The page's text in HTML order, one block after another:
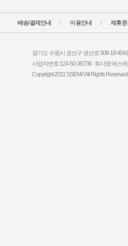
배송/결제안내 이용안내 제휴문
경기도 수원시 권선구 권선로 308-18
사업자번호:124-50-36736 회사명:에스
Copyright 2011 SSENP. All Rights Reserved